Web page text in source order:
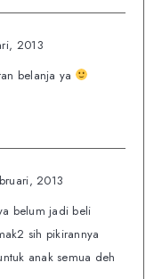
2013
belanja ya
2013
belum jadi beli
sih pikirannya
anak semua deh